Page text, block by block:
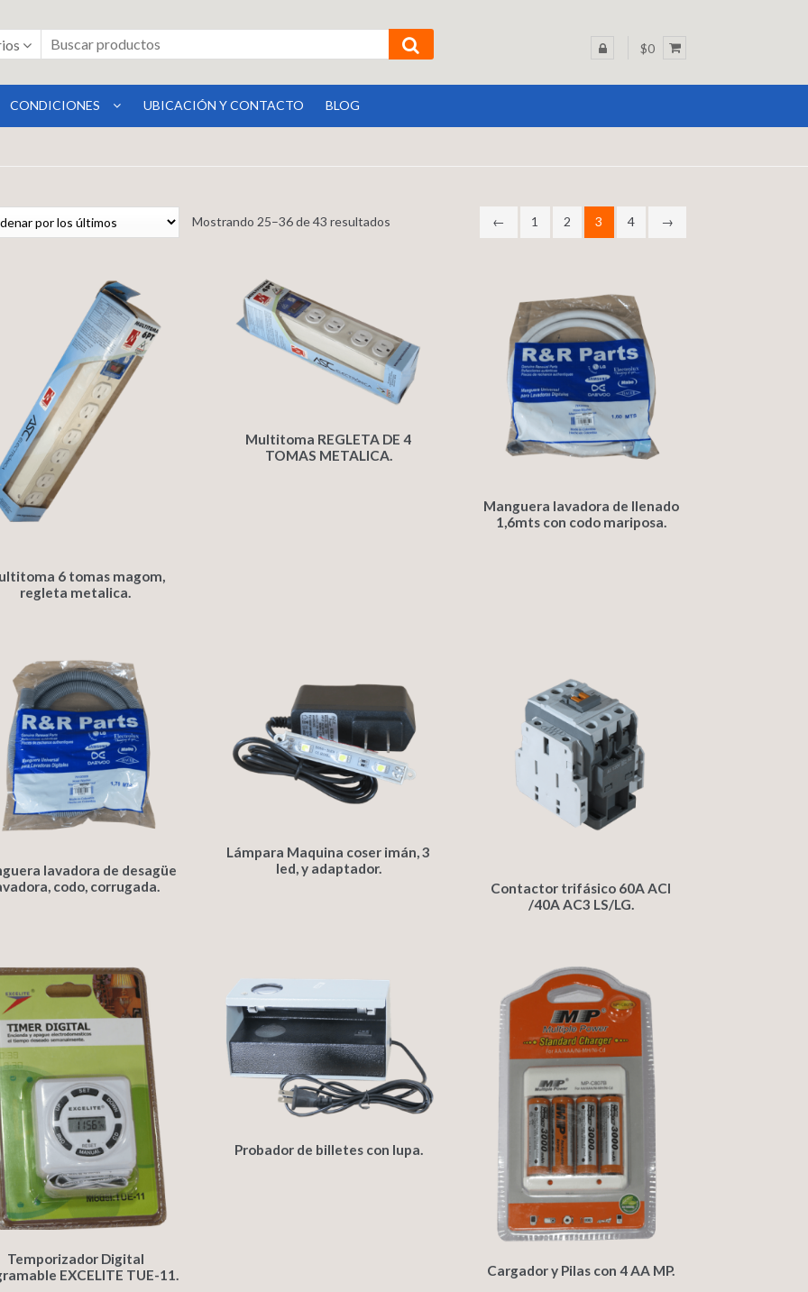
$0
CONDICIONES UBICACIÓN Y CONTACTO BLOG
Mostrando 25–36 de 43 resultados ← 1 2 3 4 →
6 tomas magom,
regleta metalica.
Multitoma REGLETA DE 4
TOMAS METALICA.
Manguera lavadora de llenado
1,6mts con codo mariposa.
lavadora de desagüe
codo, corrugada.
Lámpara Maquina coser imán, 3
led, y adaptador.
Contactor trifásico 60A ACI
/40A AC3 LS/LG.
Temporizador Digital
EXCELITE TUE-11.
Probador de billetes con lupa.
Cargador y Pilas con 4 AA MP.